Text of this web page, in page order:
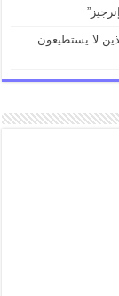
لا يستطيعون